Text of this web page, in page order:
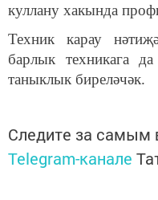
куллану хакында
Техник карау
барлык техникага
таныклык биреләчәк.
Следите за
Telegram-канале